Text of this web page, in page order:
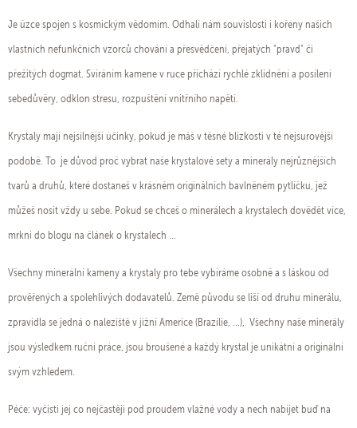
Je úzce spojen s kosmickým vědomím. Odhalí nám souvislosti i kořeny našich
vlastních nefunkčních vzorců chování a přesvědčení, přejatých "pravd" či
přežitých dogmat. Svíráním kamene v ruce příchází rychlé zklidnění a posílení
sebedůvěry, odklon stresu, rozpuštění vnitřního napětí.
Krystaly mají nejsilnější účinky, pokud je máš v těsné blízkosti v té nejsurovější
podobě. To je důvod proč vybrat naše krystalové sety a minerály nejrůznějších
tvarů a druhů, které dostaneš v krásném originálních bavlněném pytlíčku, jež
můžeš nosit vždy u sebe. Pokud se chceš o minerálech a krystalech dovědět více,
mrkni do blogu na článek o krystalech ...
Všechny minerální kameny a krystaly pro tebe vybíráme osobně a s láskou od
prověřených a spolehlivých dodavatelů. Země původu se liší od druhu minerálu,
zpravidla se jedná o naleziště v jižní Americe (Brazílie, ...), Všechny naše minerály
jsou výsledkem ruční práce, jsou broušené a každý krystal je unikátní a originální
svým vzhledem.
Péče: vyčisti jej co nejčastěji pod proudem vlažné vody a nech nabíjet buď na